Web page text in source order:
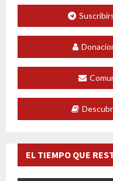
EL TIEMPO QUE